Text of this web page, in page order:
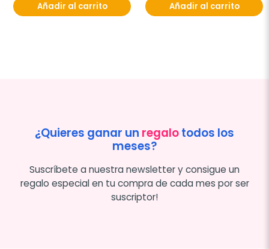
Añadir al carrito Añadir al carrito
¿Quieres ganar un regalotodos los
meses?
Suscríbete a nuestra newsletter y consigue un
regalo especial en tu compra de cada mes por ser
suscriptor!